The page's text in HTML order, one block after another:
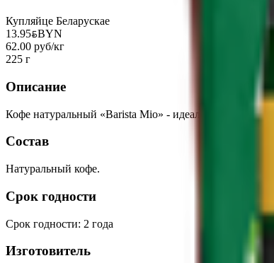
Купляйце Беларускае
13.95BYNBYN
62.00 руб/кг
225 г
Описание
Кофе натуральный «Barista Mio» - идеальный баланс
Состав
Натуральный кофе.
Срок годности
Срок годности: 2 года
Изготовитель